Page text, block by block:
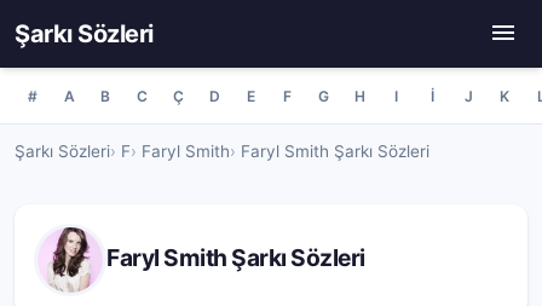
Şarkı Sözleri
# A B C Ç D E F G H I İ J K
Şarkı Sözleri F Faryl Smith Faryl Smith Şarkı Sözleri
Faryl Smith Şarkı Sözleri